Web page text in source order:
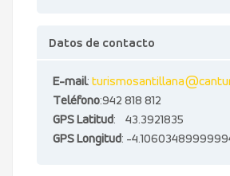
Datos de contacto
E-mail:
Teléfono:942 818 812
GPS Latitud: 43.3921835
GPS Longitud: -